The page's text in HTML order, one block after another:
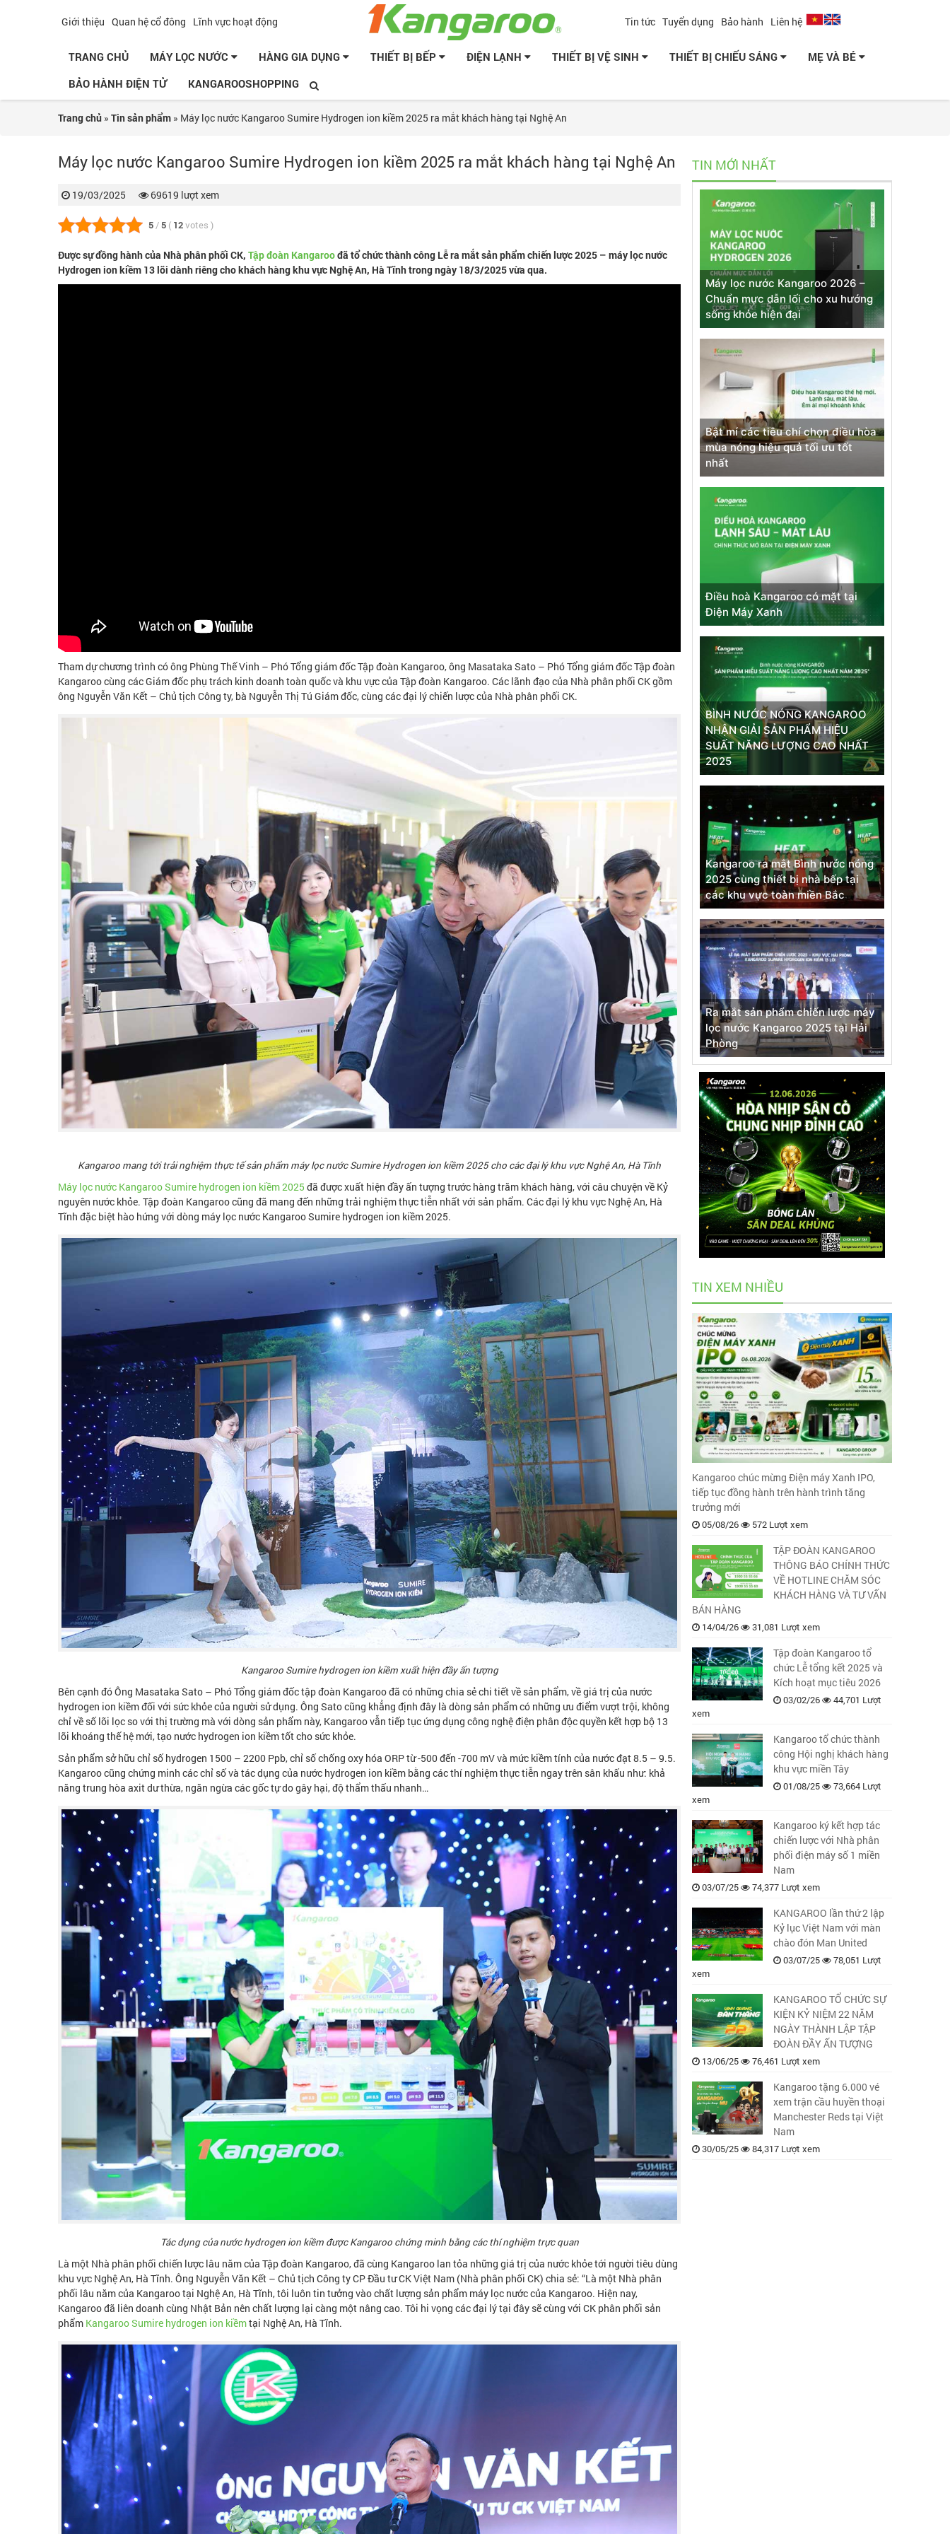
Giới thiệu Quan hệ cổ đông Lĩnh vực hoạt động Tin tức Tuyển dụng Bảo hành Liên hệ
TRANG CHỦ MÁY LỌC NƯỚC HÀNG GIA DỤNG THIẾT BỊ BẾP ĐIỆN LẠNH THIẾT BỊ VỆ SINH THIẾT BỊ CHIẾU SÁNG
MẸ VÀ BÉ
BẢO HÀNH ĐIỆN TỬ
KANGAROOSHOPPING
Trang chủ »Tin sản phẩm » Máy lọc nước Kangaroo Sumire Hydrogen ion kiềm 2025 ra mắt khách hàng tại Nghệ An
Máy lọc nước Kangaroo Sumire Hydrogen ion kiềm 2025 ra mắt khách hàng tại Nghệ An
19/03/2025 69619 lượt xem
5 / 5 ( 12 votes )
Được sự đồng hành của Nhà phân phối CK,Tập đoàn Kangaroođã tổ chức thành công Lễ ra mắt sản phẩm chiến lược 2025 – máy lọc nước
Hydrogen ion kiềm 13 lõi dành riêng cho khách hàng khu vực Nghệ An, Hà Tĩnh trong ngày 18/3/2025 vừa qua.
Tham dự chương trình có ông Phùng Thế Vinh – Phó Tổng giám đốc Tập đoàn Kangaroo, ông Masataka Sato – Phó Tổng giám đốc Tập đoàn
Kangaroo cùng các Giám đốc phụ trách kinh doanh toàn quốc và khu vực của Tập đoàn Kangaroo. Các lãnh đạo của Nhà phân phối CK gồm
ông Nguyễn Văn Kết – Chủ tịch Công ty, bà Nguyễn Thị Tú Giám đốc, cùng các đại lý chiến lược của Nhà phân phối CK.
Kangaroo mang tới trải nghiệm thực tế sản phẩm máy lọc nước Sumire Hydrogen ion kiềm 2025 cho các đại lý khu vực Nghệ An, Hà Tĩnh
Máy lọc nước Kangaroo Sumire hydrogen ion kiềm 2025 đã được xuất hiện đầy ấn tượng trước hàng trăm khách hàng, với câu chuyện về Kỷ
nguyên nước khỏe. Tập đoàn Kangaroo cũng đã mang đến những trải nghiệm thực tiễn nhất với sản phẩm. Các đại lý khu vực Nghệ An, Hà
Tĩnh đặc biệt hào hứng với dòng máy lọc nước Kangaroo Sumire hydrogen ion kiềm 2025.
Kangaroo Sumire hydrogen ion kiềm xuất hiện đầy ấn tượng
Bên cạnh đó Ông Masataka Sato – Phó Tổng giám đốc tập đoàn Kangaroo đã có những chia sẻ chi tiết về sản phẩm, về giá trị của nước
hydrogen ion kiềm đối với sức khỏe của người sử dụng. Ông Sato cũng khẳng định đây là dòng sản phẩm có những ưu điểm vượt trội, không
chỉ về số lõi lọc so với thị trường mà với dòng sản phẩm này, Kangaroo vẫn tiếp tục ứng dụng công nghệ điện phân độc quyền kết hợp bộ 13
lõi khoáng thế hệ mới, tạo nước hydrogen ion kiềm tốt cho sức khỏe.
Sản phẩm sở hữu chỉ số hydrogen 1500 – 2200 Ppb, chỉ số chống oxy hóa ORP từ -500 đến -700 mV và mức kiềm tính của nước đạt 8.5 – 9.5.
Kangaroo cũng chứng minh các chỉ số và tác dụng của nước hydrogen ion kiềm bằng các thí nghiệm thực tiễn ngay trên sân khấu như: khả
năng trung hòa axit dư thừa, ngăn ngừa các gốc tự do gây hại, độ thẩm thấu nhanh…
Tác dụng của nước hydrogen ion kiềm được Kangaroo chứng minh bằng các thí nghiệm trực quan
Là một Nhà phân phối chiến lược lâu năm của Tập đoàn Kangaroo, đã cùng Kangaroo lan tỏa những giá trị của nước khỏe tới người tiêu dùng
khu vực Nghệ An, Hà Tĩnh. Ông Nguyễn Văn Kết – Chủ tịch Công ty CP Đầu tư CK Việt Nam (Nhà phân phối CK) chia sẻ: “Là một Nhà phân
phối lâu năm của Kangaroo tại Nghệ An, Hà Tĩnh, tôi luôn tin tưởng vào chất lượng sản phẩm máy lọc nước của Kangaroo. Hiện nay,
Kangaroo đã liên doanh cùng Nhật Bản nên chất lượng lại càng một nâng cao. Tôi hi vọng các đại lý tại đây sẽ cùng với CK phân phối sản
phẩm Kangaroo Sumire hydrogen ion kiềmtại Nghệ An, Hà Tĩnh.
TIN MỚI NHẤT
Máy lọc nước Kangaroo 2026 –
Chuẩn mực dẫn lối cho xu hướng
sống khỏe hiện đại
Bật mí các tiêu chí chọn điều hòa
mùa nóng hiệu quả tối ưu tốt
nhất
Điều hoà Kangaroo có mặt tại
Điện Máy Xanh
BÌNH NƯỚC NÓNG KANGAROO
NHẬN GIẢI SẢN PHẨM HIỆU
SUẤT NĂNG LƯỢNG CAO NHẤT
2025
Kangaroo ra mắt Bình nước nóng
2025 cùng thiết bị nhà bếp tại
các khu vực toàn miền Bắc
Ra mắt sản phẩm chiến lược máy
lọc nước Kangaroo 2025 tại Hải
Phòng
TIN XEM NHIỀU
Kangaroo chúc mừng Điện máy Xanh IPO,
tiếp tục đồng hành trên hành trình tăng
trưởng mới
05/08/26 572 Lượt xem
TẬP ĐOÀN KANGAROO
THÔNG BÁO CHÍNH THỨC
VỀ HOTLINE CHĂM SÓC
KHÁCH HÀNG VÀ TƯ VẤN
BÁN HÀNG
14/04/26 31,081 Lượt xem
Tập đoàn Kangaroo tổ
chức Lễ tổng kết 2025 và
Kích hoạt mục tiêu 2026
03/02/26
44,701 Lượt
xem
Kangaroo tổ chức thành
công Hội nghị khách hàng
khu vực miền Tây
01/08/25
73,664 Lượt
xem
Kangaroo ký kết hợp tác
chiến lược với Nhà phân
phối điện máy số 1 miền
Nam
03/07/25 74,377 Lượt xem
KANGAROO lần thứ 2 lập
Kỷ lục Việt Nam với màn
chào đón Man United
03/07/25
78,051 Lượt
xem
KANGAROO TỔ CHỨC SỰ
KIỆN KỶ NIỆM 22 NĂM
NGÀY THÀNH LẬP TẬP
ĐOÀN ĐẦY ẤN TƯỢNG
13/06/25 76,461 Lượt xem
Kangaroo tặng 6.000 vé
xem trận cầu huyền thoại
Manchester Reds tại Việt
Nam
30/05/25 84,317 Lượt xem